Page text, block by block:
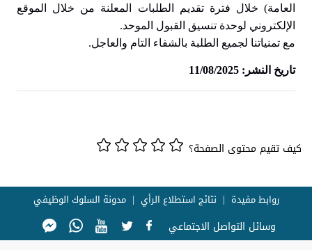
العامة) خلال فترة تقديم الطلبات المعلنة من خلال الموقع
الإلكتروني لوحدة تنسيق القبول الموحد.
مع تمنياتنا لجميع الطلبة بالشفاء التام والعاجل.
تاريخ النشر: 11/08/2025
كيف تقيم محتوى الصفحة؟
روابط مفيدة نتائج استطلاع الرأي مدونة السلوك الوظيفي
وسائل التواصل الاجتماعي